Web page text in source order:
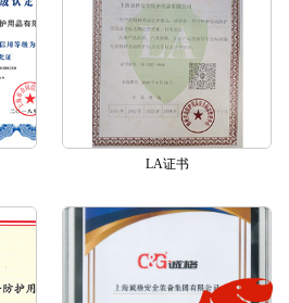
LA证书